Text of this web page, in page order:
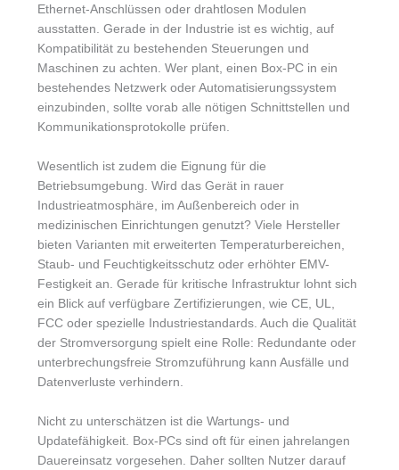
Ethernet-Anschlüssen oder drahtlosen Modulen
ausstatten. Gerade in der Industrie ist es wichtig, auf
Kompatibilität zu bestehenden Steuerungen und
Maschinen zu achten. Wer plant, einen Box-PC in ein
bestehendes Netzwerk oder Automatisierungssystem
einzubinden, sollte vorab alle nötigen Schnittstellen und
Kommunikationsprotokolle prüfen.
Wesentlich ist zudem die Eignung für die
Betriebsumgebung. Wird das Gerät in rauer
Industrieatmosphäre, im Außenbereich oder in
medizinischen Einrichtungen genutzt? Viele Hersteller
bieten Varianten mit erweiterten Temperaturbereichen,
Staub- und Feuchtigkeitsschutz oder erhöhter EMV-
Festigkeit an. Gerade für kritische Infrastruktur lohnt sich
ein Blick auf verfügbare Zertifizierungen, wie CE, UL,
FCC oder spezielle Industriestandards. Auch die Qualität
der Stromversorgung spielt eine Rolle: Redundante oder
unterbrechungsfreie Stromzuführung kann Ausfälle und
Datenverluste verhindern.
Nicht zu unterschätzen ist die Wartungs- und
Updatefähigkeit. Box-PCs sind oft für einen jahrelangen
Dauereinsatz vorgesehen. Daher sollten Nutzer darauf